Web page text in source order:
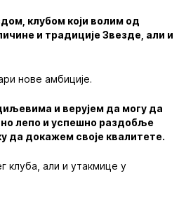
клубом који волим од
и традиције Звезде, али и
нове амбиције.
и верујем да могу да
лепо и успешно раздобље
да докажем своје квалитете.
клуба, али и утакмице у